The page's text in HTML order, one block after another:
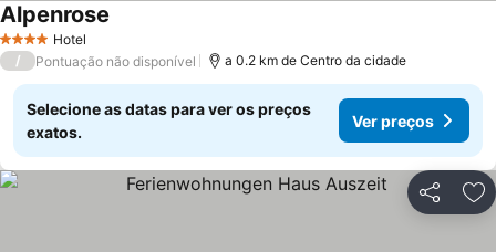
4 EstrelasHotel
Alpenrose
/ Pontuação não disponível a 0.2 km de Centro da cidade
Selecione as datas para ver os preços
exatos.
Ver preços
Partilhar